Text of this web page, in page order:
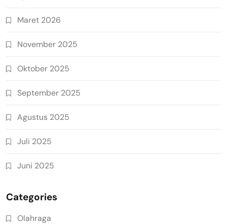
Maret 2026
November 2025
Oktober 2025
September 2025
Agustus 2025
Juli 2025
Juni 2025
Categories
Olahraga